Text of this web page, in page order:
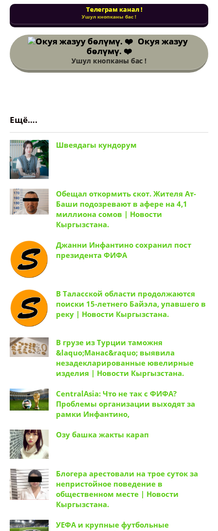
Телеграм канал !
Ушул кнопканы бас !
Окуя жазуу
бөлүмү. ❤️
Ушул кнопканы бас !
Ещё….
Швеядагы кундорум
Обещал откормить скот. Жителя Ат-
Баши подозревают в афере на 4,1
миллиона сомов | Новости
Кыргызстана.
Джанни Инфантино сохранил пост
президента ФИФА
В Таласской области продолжаются
поиски 15-летнего Байэла, упавшего в
реку | Новости Кыргызстана.
В грузе из Турции таможня
&laquo;Манас&raquo; выявила
незадекларированные ювелирные
изделия | Новости Кыргызстана.
CentralAsia: Что не так с ФИФА?
Проблемы организации выходят за
рамки Инфантино,
Озу башка жакты карап
Блогера арестовали на трое суток за
непристойное поведение в
общественном месте | Новости
Кыргызстана.
УЕФА и крупные футбольные